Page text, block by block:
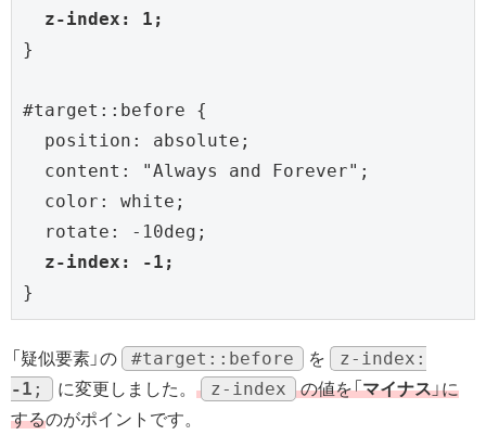
z-index: 1;
}
#target::before {
  position: absolute;
  content: "Always and Forever";
  color: white;
  rotate: -10deg;
z-index: -1;
}
「疑似要素」の #target::before を
z-index:
-1 ; に変更しました。 z-index の値を「マイナス」に
するのがポイントです。